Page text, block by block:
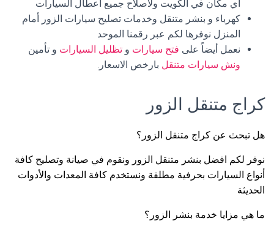
أي مكان في الكويت ولاصلاح جميع اعطال السيارات
كهرباء و بنشر متنقل وخدمات تصليح سيارات الزور أمام
المنزل نوفرها لكم عبر رقمنا الموحد
نعمل أيضاً على فتح سيارات و تظليل السيارات و تأمين
ونش سيارات متنقل بارخص الاسعار.
كراج متنقل الزور
هل تبحث عن كراج متنقل الزور؟
نوفر لكم افضل بنشر متنقل الزور ونقوم في صيانة وتصليح كافة
أنواع السيارات بحرفية مطلقة ونستخدم كافة المعدات والأدوات
الحديثة
ما هي مزايا خدمة بنشر الزور؟